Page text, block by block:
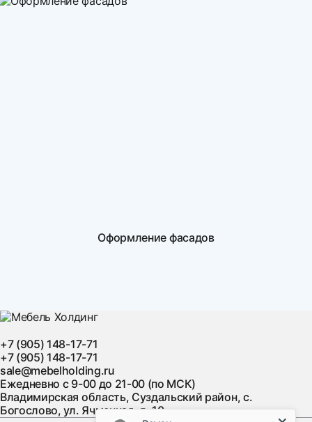
Оформление фасадов
+7 (905) 148-17-71
+7 (905) 148-17-71
sale@mebelholding.ru
Ежедневно с 9-00 до 21-00 (по МСК)
Владимирская область, Суздальский район, с.
Богослово, ул. Ячменная, д. 10